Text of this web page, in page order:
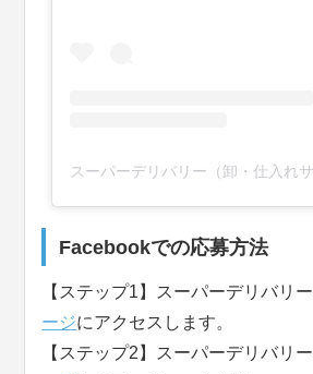
Facebookでの応募方法
【ステップ1】スーパーデリバリ
ージにアクセスします。
【ステップ2】スーパーデリバリ